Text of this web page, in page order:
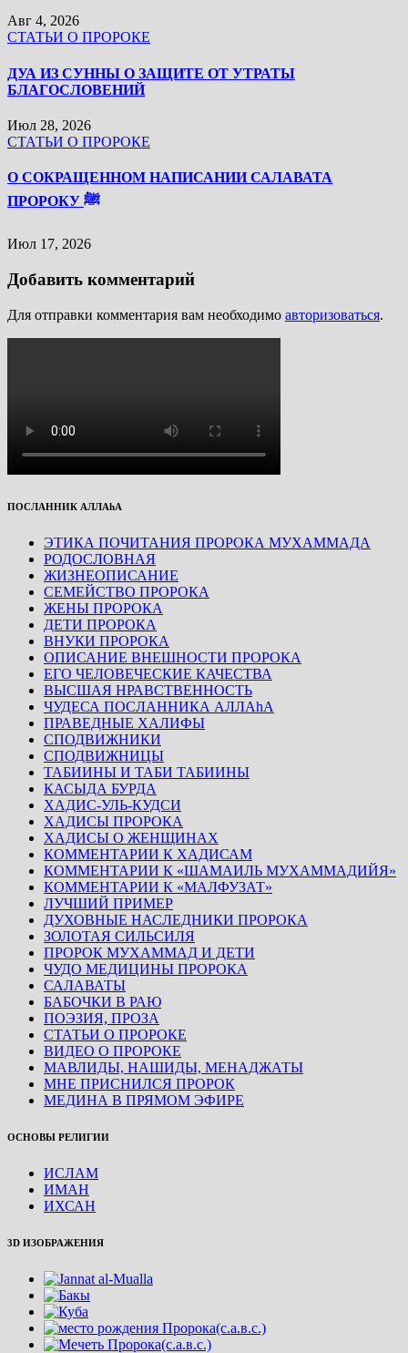
Авг 4, 2026
СТАТЬИ О ПРОРОКЕ
ДУА ИЗ СУННЫ О ЗАЩИТЕ ОТ УТРАТЫ
БЛАГОСЛОВЕНИЙ
Июл 28, 2026
СТАТЬИ О ПРОРОКЕ
О СОКРАЩЕННОМ НАПИСАНИИ САЛАВАТА
ПРОРОКУ ﷺ
Июл 17, 2026
Добавить комментарий
Для отправки комментария вам необходимо авторизоваться.
ПОСЛАННИК АЛЛАhА
ЭТИКА ПОЧИТАНИЯ ПРОРОКА МУХАММАДА
РОДОСЛОВНАЯ
ЖИЗНЕОПИСАНИЕ
СЕМЕЙСТВО ПРОРОКА
ЖЕНЫ ПРОРОКА
ДЕТИ ПРОРОКА
ВНУКИ ПРОРОКА
ОПИСАНИЕ ВНЕШНОСТИ ПРОРОКА
ЕГО ЧЕЛОВЕЧЕСКИЕ КАЧЕСТВА
ВЫСШАЯ НРАВСТВЕННОСТЬ
ЧУДЕСА ПОСЛАННИКА АЛЛАhА
ПРАВЕДНЫЕ ХАЛИФЫ
СПОДВИЖНИКИ
СПОДВИЖНИЦЫ
ТАБИИНЫ И ТАБИ ТАБИИНЫ
КАСЫДА БУРДА
ХАДИС-УЛЬ-КУДСИ
ХАДИСЫ ПРОРОКА
ХАДИСЫ О ЖЕНЩИНАХ
КОММЕНТАРИИ К ХАДИСАМ
КОММЕНТАРИИ К «ШАМАИЛЬ МУХАММАДИЙЯ»
КОММЕНТАРИИ К «МАЛФУЗАТ»
ЛУЧШИЙ ПРИМЕР
ДУХОВНЫЕ НАСЛЕДНИКИ ПРОРОКА
ЗОЛОТАЯ СИЛЬСИЛЯ
ПРОРОК МУХАММАД И ДЕТИ
ЧУДО МЕДИЦИНЫ ПРОРОКА
САЛАВАТЫ
БАБОЧКИ В РАЮ
ПОЭЗИЯ, ПРОЗА
СТАТЬИ О ПРОРОКЕ
ВИДЕО О ПРОРОКЕ
МАВЛИДЫ, НАШИДЫ, МЕНАДЖАТЫ
МНЕ ПРИСНИЛСЯ ПРОРОК
МЕДИНА В ПРЯМОМ ЭФИРЕ
ОСНОВЫ РЕЛИГИИ
ИСЛАМ
ИМАН
ИХСАН
3D ИЗОБРАЖЕНИЯ